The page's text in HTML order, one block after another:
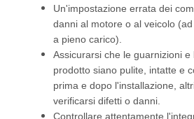
Un'impostazione errata dei
danni al motore o al veicolo
a pieno carico).
Assicurarsi che le guarnizioni
prodotto siano pulite, intatte e
prima e dopo l'installazione,
verificarsi difetti o danni.
Controllare attentamente